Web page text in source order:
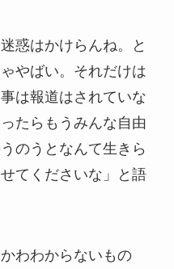
惑はかけらんね。と
やばい。それだけは
は報道はされていな
たらもうみんな自由
のうとなんて生きら
てくださいな」と語
わわからないもの